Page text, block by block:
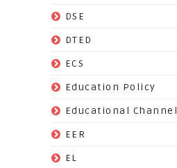
DSE
DTED
ECS
Education Policy
Educational Channel
EER
EL